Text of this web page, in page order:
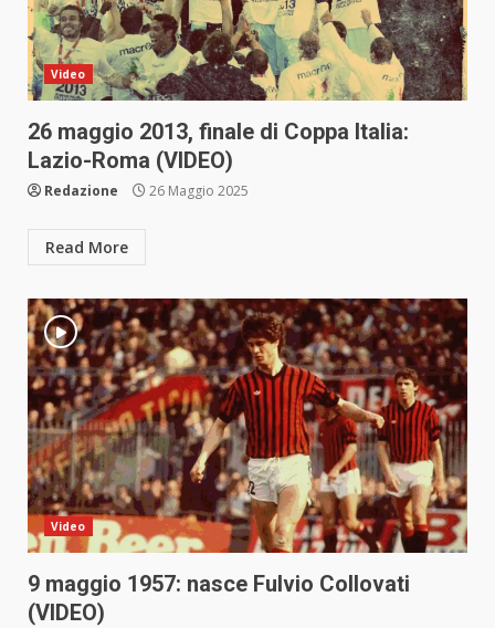
Video
26 maggio 2013, finale di Coppa Italia:
Lazio-Roma (VIDEO)
Redazione 26 Maggio 2025
Read More
Video
9 maggio 1957: nasce Fulvio Collovati
(VIDEO)